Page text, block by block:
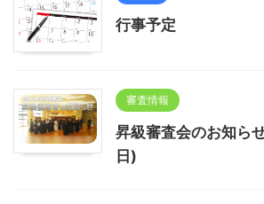
行事予定
審査情報
昇級審査会のお知ら
日)